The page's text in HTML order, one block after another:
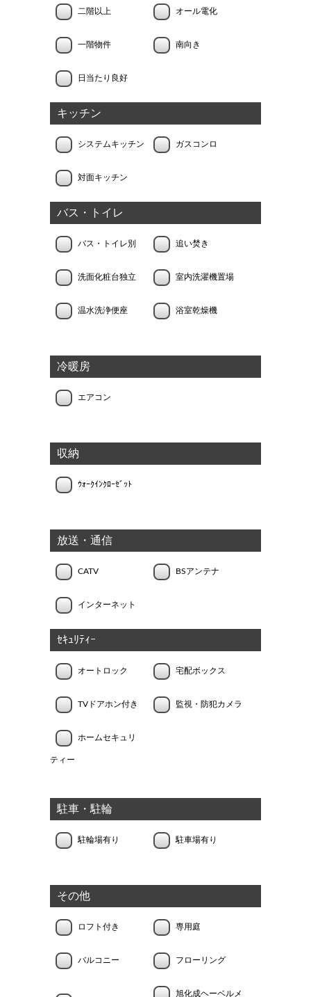
二階以上 オール電化
一階物件 南向き
日当たり良好
キッチン
システムキッチン ガスコンロ
対面キッチン
バス・トイレ
バス・トイレ別 追い焚き
洗面化粧台独立 室内洗濯機置場
温水洗浄便座 浴室乾燥機
冷暖房
エアコン
収納
ｳｫｰｸｲﾝｸﾛｰｾﾞｯﾄ
放送・通信
CATV BSアンテナ
インターネット
ｾｷｭﾘﾃｨｰ
オートロック 宅配ボックス
TVドアホン付き 監視・防犯カメラ
ホームセキュリ
ティー
駐車・駐輪
駐輪場有り 駐車場有り
その他
ロフト付き 専用庭
バルコニー フローリング
旭化成ヘーベルメ